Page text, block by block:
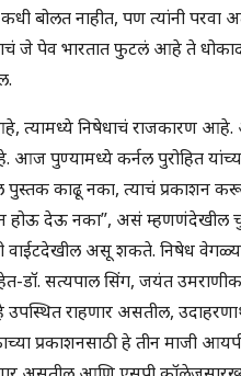
बोलत नाहीत, पण त्यांनी परवा
जे पेव भारतात फुटलं आहे ते
त्यामध्ये निषेधाचं राजकारण आहे.
पुण्यामध्ये कर्नल पुरोहित
पुस्तक काढू नका, त्याचं
होऊ देऊ नका”, असं म्हणणंदेखील
असू शकते. निषेध
डॉ. सत्यपाल सिंग, जयंत
उपस्थित राहणार असतील,
प्रकाशनसाठी हे तीन माजी